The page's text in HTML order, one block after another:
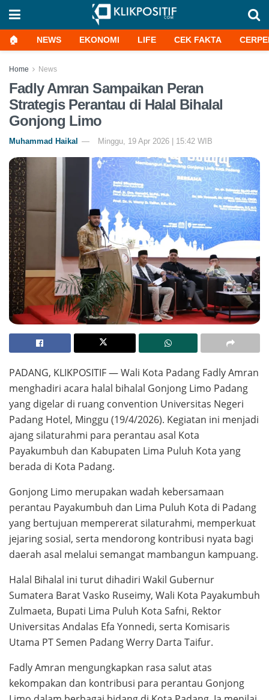
🏠 NEWS EKONOMI LIFE CEK FAKTA
Home News
Fadly Amran Sampaikan Peran
Strategis Perantau di Halal Bihalal
Gonjong Limo
Muhammad Haikal Minggu, 19 Apr 2026 | 15:42 WIB
PADANG, KLIKPOSITIF — Wali Kota Padang Fadly Amran
menghadiri acara halal bihalal Gonjong Limo Padang
yang digelar di ruang convention Universitas Negeri
Padang Hotel, Minggu (19/4/2026). Kegiatan ini menjadi
ajang silaturahmi para perantau asal Kota
Payakumbuh dan Kabupaten Lima Puluh Kota yang
berada di Kota Padang.
Gonjong Limo merupakan wadah kebersamaan
perantau Payakumbuh dan Lima Puluh Kota di Padang
yang bertujuan mempererat silaturahmi, memperkuat
jejaring sosial, serta mendorong kontribusi nyata bagi
daerah asal melalui semangat mambangun kampuang.
Halal Bihalal ini turut dihadiri Wakil Gubernur
Sumatera Barat Vasko Ruseimy, Wali Kota Payakumbuh
Zulmaeta, Bupati Lima Puluh Kota Safni, Rektor
Universitas Andalas Efa Yonnedi, serta Komisaris
Utama PT Semen Padang Werry Darta Taifur.
Fadly Amran mengungkapkan rasa salut atas
kekompakan dan kontribusi para perantau Gonjong